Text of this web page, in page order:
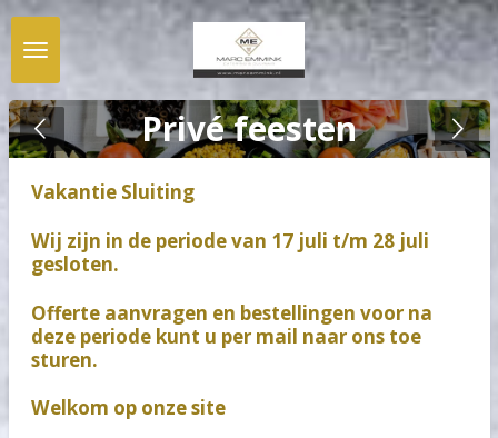
Ga
direct
naar
de
hoofdinhoud
Privé feesten
Vakantie Sluiting
Wij zijn in de periode van 17 juli t/m 28 juli
gesloten.
Offerte aanvragen en bestellingen voor na
deze periode kunt u per mail naar ons toe
sturen.
Welkom op onze site